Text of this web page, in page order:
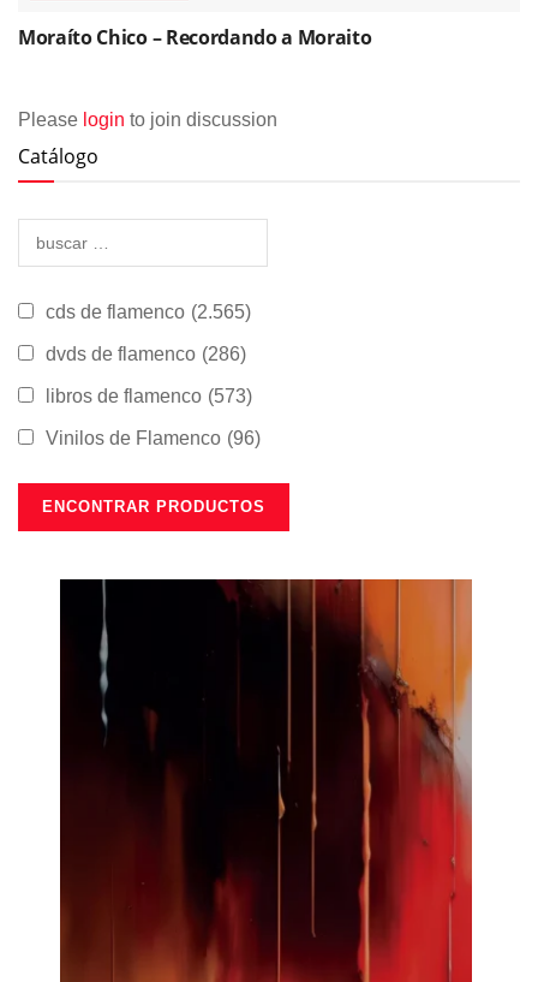
Moraíto Chico – Recordando a Moraito
Please login to join discussion
Catálogo
cds de flamenco (2.565)
dvds de flamenco (286)
libros de flamenco (573)
Vinilos de Flamenco (96)